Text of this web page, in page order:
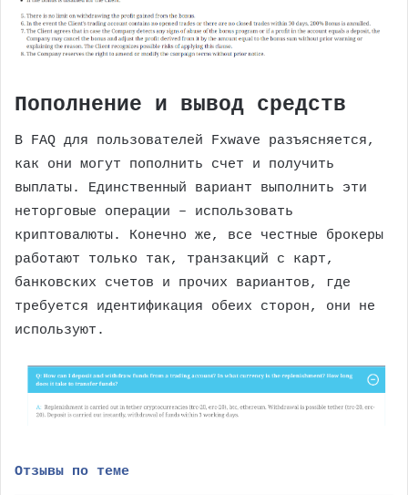
Пополнение и вывод средств
В FAQ для пользователей Fxwave разъясняется,
как они могут пополнить счет и получить
выплаты. Единственный вариант выполнить эти
неторговые операции – использовать
криптовалюты. Конечно же, все честные брокеры
работают только так, транзакций с карт,
банковских счетов и прочих вариантов, где
требуется идентификация обеих сторон, они не
используют.
Отзывы по теме